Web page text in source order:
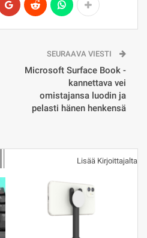
SEURAAVA VIESTI
Microsoft Surface Book -
kannettava vei
omistajansa luodin ja
pelasti hänen henkensä
Lisää Kirjoittajalta